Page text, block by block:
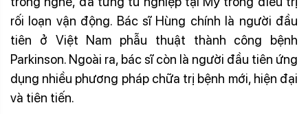
rối loạn vận động. Bác sĩ Hùng chính là người đầu
tiên ở Việt Nam phẫu thuật thành công bệnh
Parkinson. Ngoài ra, bác sĩ còn là người đầu tiên ứng
dụng nhiều phương pháp chữa trị bệnh mới, hiện đại
và tiên tiến.